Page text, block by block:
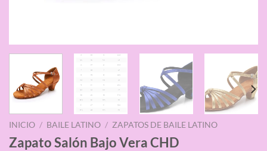
INICIO / BAILE LATINO / ZAPATOS DE BAILE LATINO
Zapato Salón Bajo Vera CHD